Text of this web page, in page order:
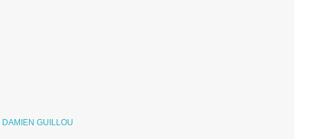
DAMIEN GUILLOU